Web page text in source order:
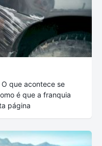
que acontece se
é que a franquia
página